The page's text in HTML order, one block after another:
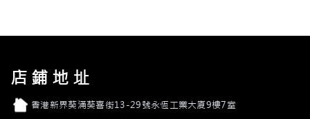
店鋪地址
店舖地址香港新界葵涌葵喜街13-29號永恆工業大廈9樓7室